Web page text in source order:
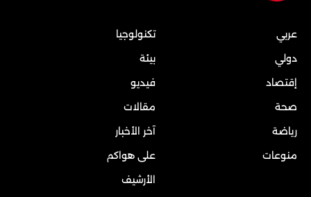
عربي
دولي
إقتصاد
صحة
رياضة
منوعات
تكنولوجيا
بيئة
فيديو
مقالات
آخر الأخبار
على هواكم
الأرشيف